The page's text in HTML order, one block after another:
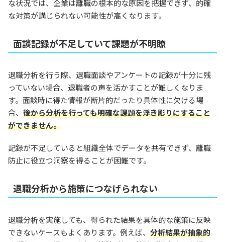
な状況では、企業は離職の根本的な原因を把握できず、的確
な対策が講じられない可能性が高くなります。
面談記録が不足していて課題が不明瞭
退職分析を行う際、退職面談やアンケートの記録が十分に残
っていない場合、退職者の声を活かすことが難しくなりま
す。面談時に得た情報が断片的だったり具体性に欠ける場
合、 後から分析を行っても明確な課題を浮き彫りにすること
ができません。
記録が不足していると組織全体でデータを共有できず、離職
防止に役立つ洞察を得ることが困難です。
退職分析から施策につなげられない
退職分析を実施しても、得られた結果を具体的な施策に反映
できないケースもよくあります。例えば、 分析結果が抽象的